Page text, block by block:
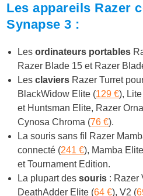
Les appareils Razer
Synapse 3 :
Lesordinateurs portables
Razer Blade 15 et Razer
Lesclaviers Razer Turret
BlackWidow Elite (129 €),
et Huntsman Elite, Razer
Cynosa Chroma (76 €).
La souris sans fil Razer
connecté (241 €), Mamba
et Tournament Edition.
La plupart dessouris : Razer
DeathAdder Elite (64 €), V2 (